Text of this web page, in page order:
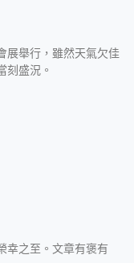
展舉行，雖然天氣欠佳
刻盛況。
幸之至。文章有褒有